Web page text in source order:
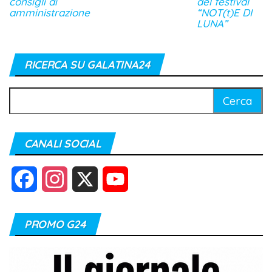
amministrazione
“NOT(t)E DI
LUNA”
RICERCA SU GALATINA24
per:
CANALI SOCIAL
c s
t
PROMO G24